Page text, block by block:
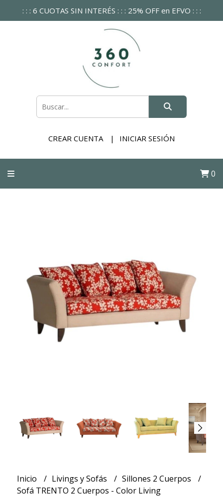
: : : 6 CUOTAS SIN INTERÉS : : : 25% OFF en EFVO : : :
CREAR CUENTA INICIAR SESIÓN
0
Inicio Livings y Sofás
Sillones 2 Cuerpos
Sofá TRENTO 2 Cuerpos - Color Living